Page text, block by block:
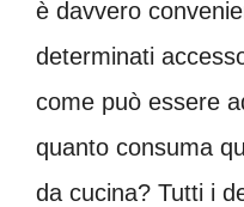
è davvero
determinati
come può essere
quanto consuma
da cucina? Tutti i